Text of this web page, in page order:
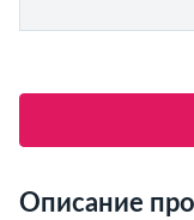
Описание